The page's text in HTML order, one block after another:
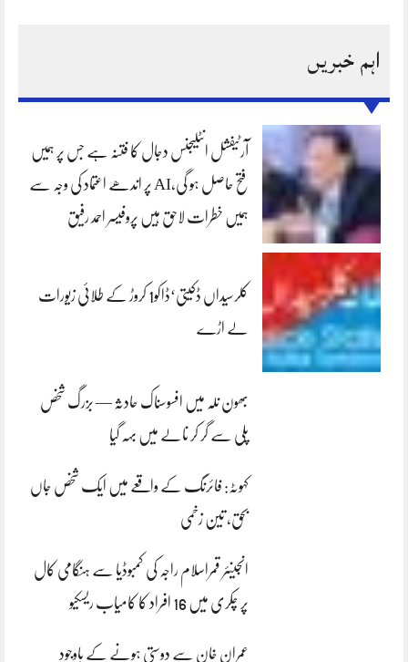
اہم خبریں
آرٹیفشل انٹلیجنس دجال کا فتنہ ہے جس پر ہمیں
فتح حاصل ہو گی،AI پر اندھے اعتماد کی وجہ سے
ہمیں خطرات لاحق ہیں پروفیسر احمد رفیق
کلرسیداں ڈکیتی‘ڈاکو1 کروڑ کے طلائی زیورات
لے اڑے
بھون نلہ میں افسوسناک حادثہ — بزرگ شخص
پلی سے گر کر نالے میں بہہ گیا
کہوٹہ: فائرنگ کے واقعے میں ایک شخص جاں
بحق، تین زخمی
انجینئر قمراسلام راجہ کی کمبوڈیا سے ہنگامی کال
پر چکری میں 16 افراد کا کامیاب ریسکیو
عمران خان سے دوستی ہونے کے باوجود